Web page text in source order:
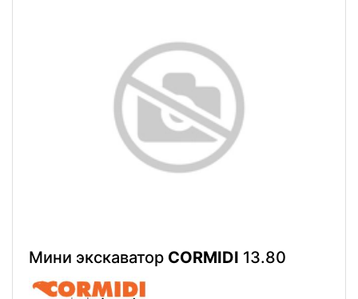
Мини экскаватор CORMIDI 13.80